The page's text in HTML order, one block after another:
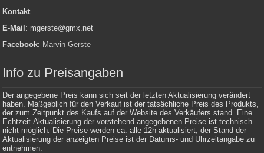
Kontakt
E-Mail: mgerste@gmx.net
Facebook: Marvin Gerste
Info zu Preisangaben
Der angegebene Preis kann sich seit der letzten Aktualisierung verändert
haben. Maßgeblich für den Verkauf ist der tatsächliche Preis des Produkts,
der zum Zeitpunkt des Kaufs auf der Website des Verkäufers stand. Eine
Echtzeit-Aktualisierung der vorstehend angegebenen Preise ist technisch
nicht möglich. Die Preise werden ca. alle 12h aktualisiert, der Stand der
Aktualisierung der anzeigten Preise ist der Datums- und Uhrzeitangabe zu
entnehmen.